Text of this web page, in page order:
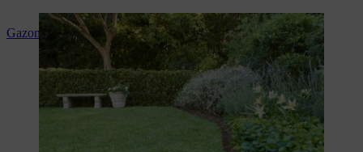
Gazonrand afsteken